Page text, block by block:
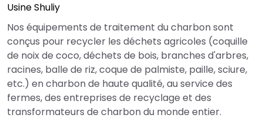
Usine Shuliy
Nos équipements de traitement du charbon sont
conçus pour recycler les déchets agricoles (coquille
de noix de coco, déchets de bois, branches d'arbres,
racines, balle de riz, coque de palmiste, paille, sciure,
etc.) en charbon de haute qualité, au service des
fermes, des entreprises de recyclage et des
transformateurs de charbon du monde entier.